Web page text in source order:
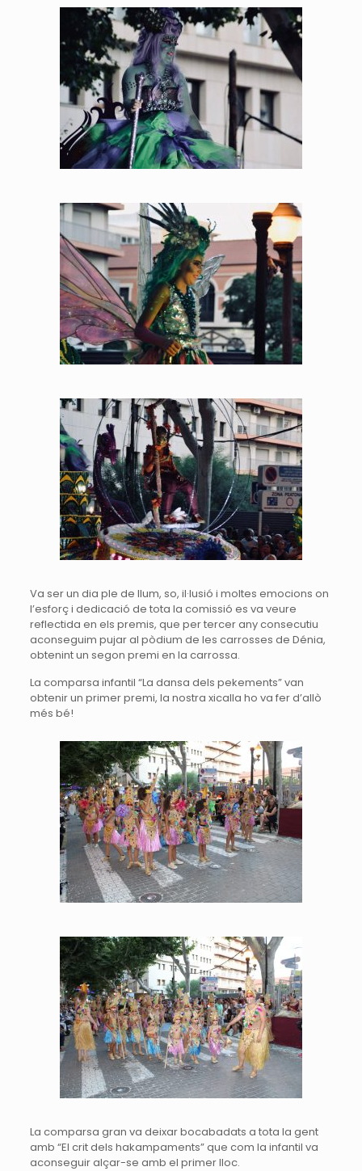
Va ser un dia ple de llum, so, il·lusió i moltes emocions on
l’esforç i dedicació de tota la comissió es va veure
reflectida en els premis, que per tercer any consecutiu
aconseguim pujar al pòdium de les carrosses de Dénia,
obtenint un segon premi en la carrossa.
La comparsa infantil “La dansa dels pekements” van
obtenir un primer premi, la nostra xicalla ho va fer d’allò
més bé!
La comparsa gran va deixar bocabadats a tota la gent
amb “El crit dels hakampaments” que com la infantil va
aconseguir alçar-se amb el primer lloc.